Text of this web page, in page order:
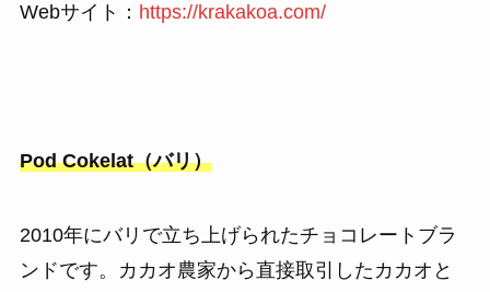
Webサイト： https://krakakoa.com/
Pod Cokelat（バリ）
2010年にバリで立ち上げられたチョコレートブラ
ンドです。カカオ農家から直接取引したカカオと